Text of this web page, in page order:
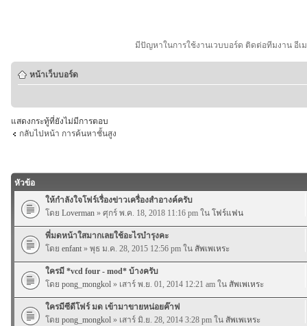
มีปัญหาในการใช้งานเวบบอร์ด ติดต่อทีมงาน อีเ
หน้าเว็บบอร์ด
แสดงกระทู้ที่ยังไม่มีการตอบ
กลับไปหน้า การค้นหาชั้นสูง
หัวข้อ
ให้กำลังใจโฟร์เรื่องข่าวเครื่องสำอางค์ครับ
โดย Loverman » ศุกร์ พ.ค. 18, 2018 11:16 pm ใน โฟร์แฟน
พี่มดหน้าใสมากเลยใช้อะไรบำรุงคะ
โดย enfant » พุธ ม.ค. 28, 2015 12:56 pm ใน สัพเพเหระ
ใครมี *vcd four - mod* บ้างครับ
โดย pong_mongkol » เสาร์ พ.ย. 01, 2014 12:21 am ใน สัพเพเหระ
ใครมีซีดีโฟร์ มด เข้ามาขายหน่อยค๊าฟ
โดย pong_mongkol » เสาร์ มิ.ย. 28, 2014 3:28 pm ใน สัพเพเหระ